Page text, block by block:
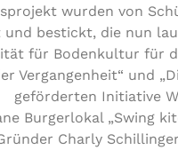
wurden von
und bestickt, die nun
für Bodenkultur für
Vergangenheit“ und
geförderten Initiative
Burgerlokal „Swing
Charly